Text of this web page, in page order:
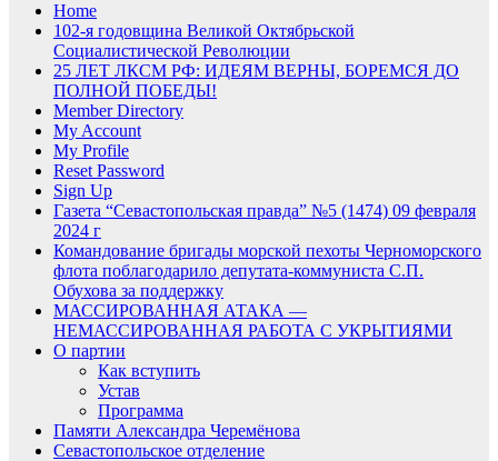
Home
102-я годовщина Великой Октябрьской
Социалистической Революции
25 ЛЕТ ЛКСМ РФ: ИДЕЯМ ВЕРНЫ, БОРЕМСЯ ДО
ПОЛНОЙ ПОБЕДЫ!
Member Directory
My Account
My Profile
Reset Password
Sign Up
Газета “Севастопольская правда” №5 (1474) 09 февраля
2024 г
Командование бригады морской пехоты Черноморского
флота поблагодарило депутата-коммуниста С.П.
Обухова за поддержку
МАССИРОВАННАЯ АТАКА —
НЕМАССИРОВАННАЯ РАБОТА С УКРЫТИЯМИ
О партии
Как вступить
Устав
Программа
Памяти Александра Черемёнова
Севастопольское отделение